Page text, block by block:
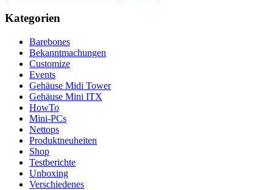
nach:
Kategorien
Barebones
Bekanntmachungen
Customize
Events
Gehäuse Midi Tower
Gehäuse Mini ITX
HowTo
Mini-PCs
Nettops
Produktneuheiten
Shop
Testberichte
Unboxing
Verschiedenes